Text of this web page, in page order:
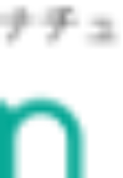
Skip
to
content
投
稿
ビ
ゲ